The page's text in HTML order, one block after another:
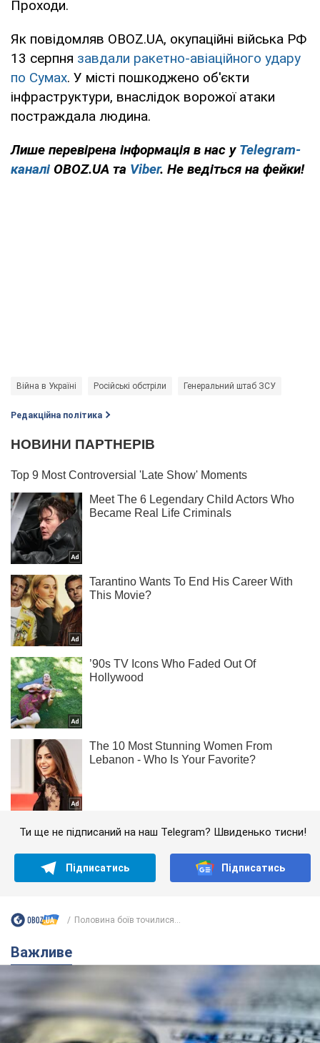
Проходи.
Як повідомляв OBOZ.UA, окупаційні війська РФ
13 серпня завдали ракетно-авіаційного удару
по Сумах. У місті пошкоджено об'єкти
інфраструктури, внаслідок ворожої атаки
постраждала людина.
Лише перевірена інформація в нас у Telegram-
каналі OBOZ.UA та Viber. Не ведіться на фейки!
Війна в Україні Російські обстріли Генеральний штаб ЗСУ
Редакційна політика
Ти ще не підписаний на наш Telegram? Швиденько тисни!
Підписатись Підписатись
Половина боїв точилися...
Важливе